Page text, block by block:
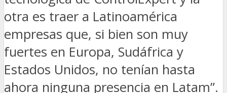
otra es traer a Latinoamérica
empresas que, si bien son muy
fuertes en Europa, Sudáfrica y
Estados Unidos, no tenían hasta
ahora ninguna presencia en Latam”.